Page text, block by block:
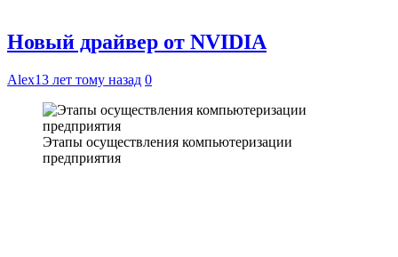
Новый драйвер от NVIDIA
Alex13 лет тому назад 0
Этапы осуществления компьютеризации
предприятия